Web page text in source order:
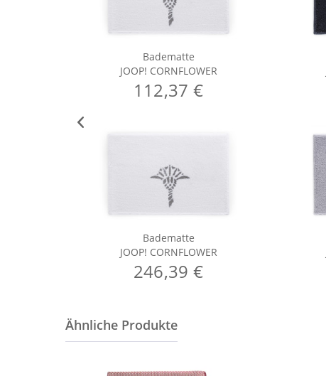
Badematte
JOOP! CORNFLOWER
112,37 €
Badematte
JOOP! CORNFLOWER
246,39 €